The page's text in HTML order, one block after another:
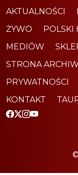
AKTUALNOŚCI
ŻYWO
POLSKI
MEDIÓW
STRONA
PRYWATNOŚCI
KONTAKT